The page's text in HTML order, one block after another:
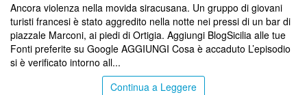
Ancora violenza nella movida siracusana. Un gruppo di giovani
turisti francesi è stato aggredito nella notte nei pressi di un bar di
piazzale Marconi, ai piedi di Ortigia. Aggiungi BlogSicilia alle tue
Fonti preferite su Google AGGIUNGI Cosa è accaduto L’episodio
si è verificato intorno all...
Continua a Leggere